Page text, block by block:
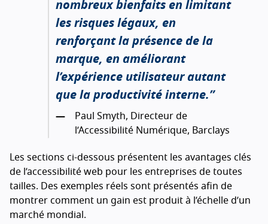
nombreux bienfaits en limitant
les risques légaux, en
renforçant la présence de la
marque, en améliorant
l’expérience utilisateur autant
que la productivité interne.
Paul Smyth, Directeur de
l’Accessibilité Numérique, Barclays
Les sections ci-dessous présentent les avantages clés
de l’accessibilité web pour les entreprises de toutes
tailles. Des exemples réels sont présentés afin de
montrer comment un gain est produit à l’échelle d’un
marché mondial.